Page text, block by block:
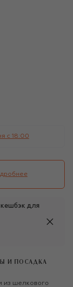
c 18:00
для
И ПОСАДКА
из шелкового